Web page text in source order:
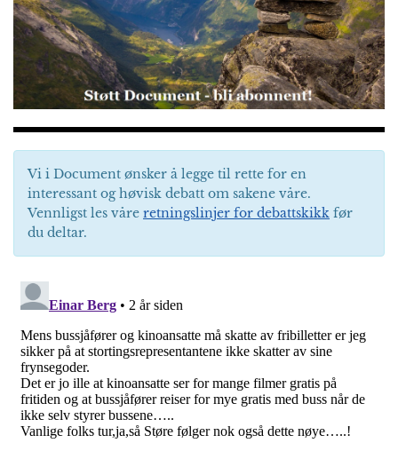
Vi i Document ønsker å legge til rette for en
interessant og høvisk debatt om sakene våre.
Vennligst les våre retningslinjer for debattskikk før
du deltar.